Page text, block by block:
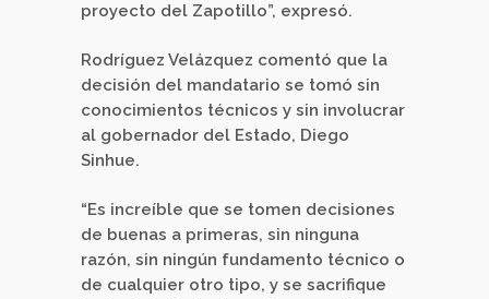
proyecto del Zapotillo”, expresó.
Rodríguez Velázquez comentó que la
decisión del mandatario se tomó sin
conocimientos técnicos y sin involucrar
al gobernador del Estado, Diego
Sinhue.
“Es increíble que se tomen decisiones
de buenas a primeras, sin ninguna
razón, sin ningún fundamento técnico o
de cualquier otro tipo, y se sacrifique